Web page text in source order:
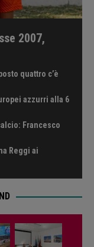
2007,
quattro c’è
azzurri alla 6
Francesco
Reggi ai